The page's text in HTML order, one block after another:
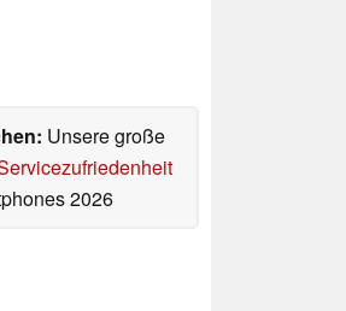
Unsere große
2026